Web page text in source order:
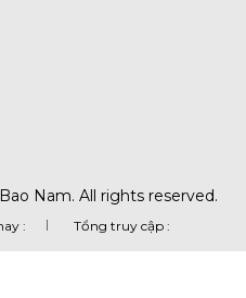
Nam. All rights reserved.
: Tổng truy cập :